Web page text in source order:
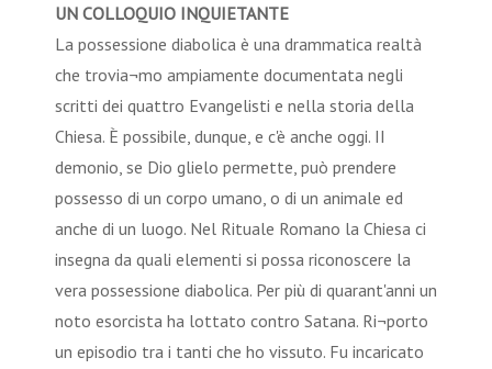
UN COLLOQUIO INQUIETANTE
La possessione diabolica è una drammatica realtà
che trovia¬mo ampiamente documentata negli
scritti dei quattro Evangelisti e nella storia della
Chiesa. È possibile, dunque, e c'è anche oggi. II
demonio, se Dio glielo permette, può prendere
possesso di un corpo umano, o di un animale ed
anche di un luogo. Nel Rituale Romano la Chiesa ci
insegna da quali elementi si possa riconoscere la
vera possessione diabolica. Per più di quarant'anni un
noto esorcista ha lottato contro Satana. Ri¬porto
un episodio tra i tanti che ho vissuto. Fu incaricato